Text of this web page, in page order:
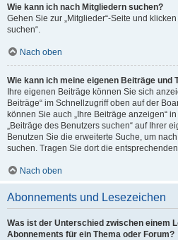
Wie kann ich nach Mitgliedern suchen?
Gehen Sie zur „Mitglieder“-Seite und
suchen“.
Nach oben
Wie kann ich meine eigenen Beiträge und
Ihre eigenen Beiträge können Sie sich
Beiträge“ im Schnellzugriff oben auf der
können Sie auch „Ihre Beiträge anzeigen“
„Beiträge des Benutzers suchen“ auf Ihrer
Benutzen Sie die erweiterte Suche, um
suchen. Tragen Sie dort die
Nach oben
Abonnements und Lesezeichen
Was ist der Unterschied zwischen einem
Abonnements für ein Thema oder Forum?